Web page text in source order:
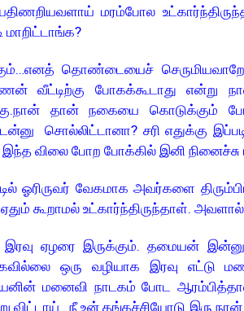
மரம்போல
மாறிட்டாங்க?
தொண்டையைச்
வீட்டிற்கு போகக்கூடாது என்று
தான் நகையை கொடுக்கும்
சொல்லிட்டானா? சரி எதுக்கு
இந்த விலை போற போக்கில் இனி நினைச்சு
ஓரிருவர் வேகமாக அவர்களை
ஏதும் கூறாமல் உட்கார்ந்திருந்தாள்.
ஏழரை இருக்கும். தமையன்
ஒரு வழியாக இரவு எட்டு
மனைவி நாடகம் போட
விட்டாய் . நீ உன் தங்கச்சியோடு இரு